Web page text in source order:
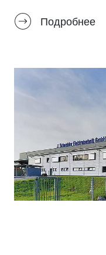
частности, в
Оффенбурге
Шерер вручил
генеральному
Подробнее